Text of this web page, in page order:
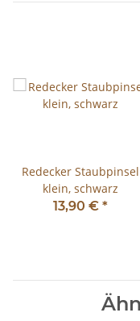
Redecker Staubpinsel
klein, schwarz
13,90 € *